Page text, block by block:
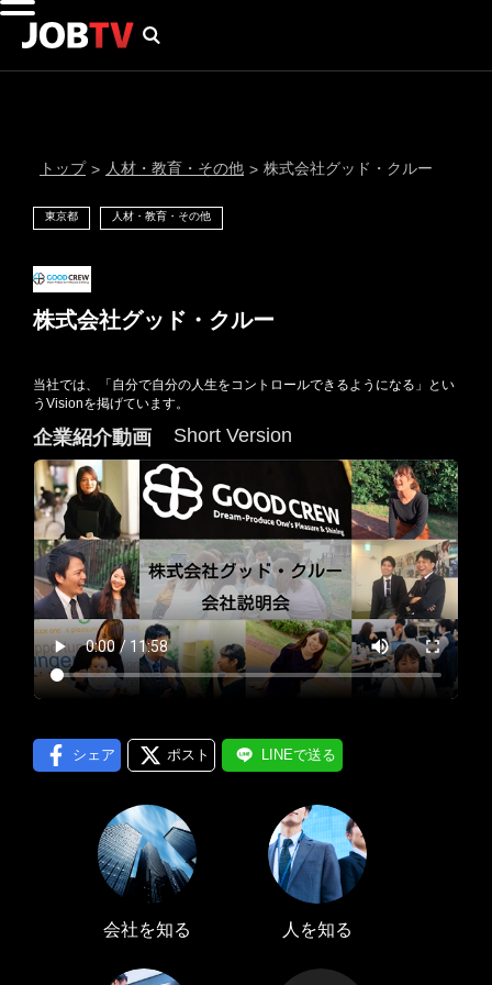
メール通知
LINE通知
トップ > 人材・教育・その他 > 株式会社グッド・クルー
東京都 人材・教育・その他
株式会社グッド・クルー
当社では、「自分で自分の人生をコントロールできるようになる」とい
うVisionを掲げています。
企業紹介動画 Short Version
シェア ポスト LINEで送る
会社を知る 人を知る
にはプロフィール画像のアップロードが必要です
プロフィール編集する ＞
会員登録する
ログインする ＞